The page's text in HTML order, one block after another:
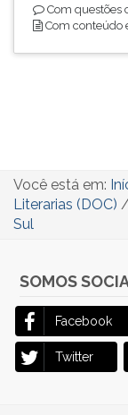
Com questões
Com conteúdo
Você está em:
Literarias (DOC) /
Sul
SOMOS
Facebook
Twitter